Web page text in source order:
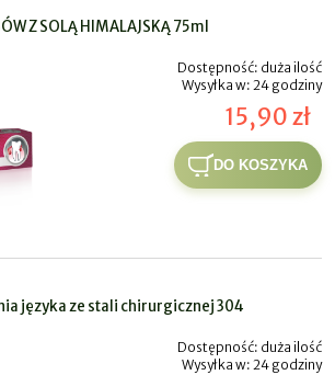
Z SOLĄ HIMALAJSKĄ 75ml
Dostępność: duża ilość
Wysyłka w: 24 godziny
15,90 zł
DO KOSZYKA
języka ze stali chirurgicznej 304
Dostępność: duża ilość
Wysyłka w: 24 godziny